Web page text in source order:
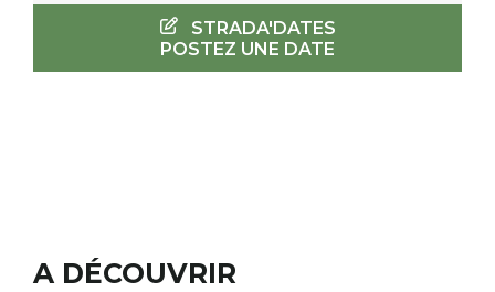
STRADA'DATES
POSTEZ UNE DATE
A DÉCOUVRIR